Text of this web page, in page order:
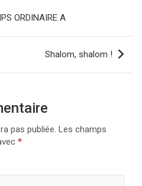
ORDINAIRE A
Shalom, shalom !
pas publiée. Les champs
*